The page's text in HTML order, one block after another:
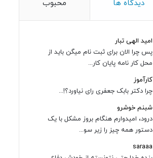
دیدگاه ها محبوب
امید الهی تبار
پس چرا الان برای ثبت نام میگن باید از
محل کار نامه پایان کار...
کارآموز
چرا دکتر بابک جعفری رای نیاورد؟!...
شبنم خوشرو
درود، امیدوارم هنگام بروز مشکل با یک
دستور همه چیز را زیر سو...
saraaa